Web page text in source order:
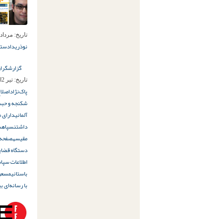
تاریخ: مرداد 27ام,
نوذری
تاریخ: تیر 2ام, 1394
پاک‌نژاد
شکنجه و
آلمانیدارای
داشتنسپاه
مقیسه
دستگاه
اطلاعات
باستانی
با رسانه‌ای